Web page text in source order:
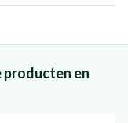
producten en